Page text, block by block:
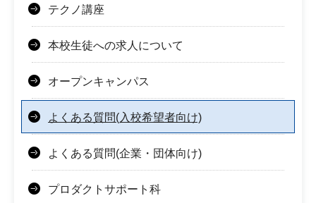
テクノ講座
本校生徒への求人について
オープンキャンパス
よくある質問(入校希望者向け)
よくある質問(企業・団体向け)
プロダクトサポート科